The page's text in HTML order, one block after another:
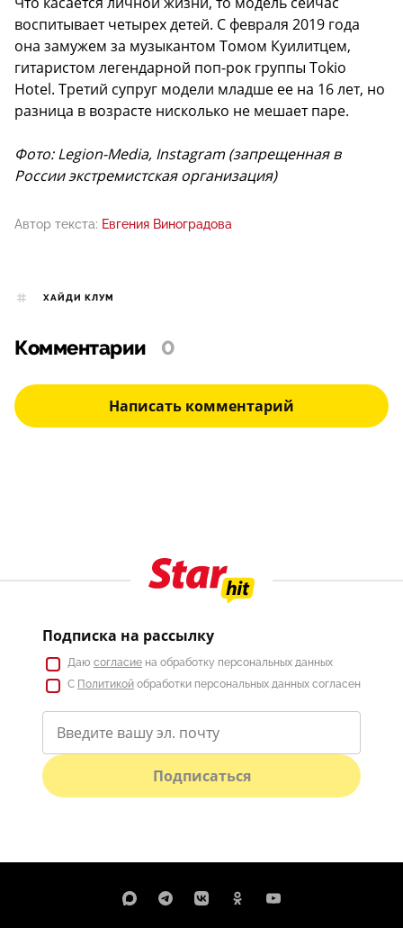
воспитывает четырех детей. С февраля 2019 года
она замужем за музыкантом Томом Куилитцем,
гитаристом легендарной поп-рок группы Tokio
Hotel. Третий супруг модели младше ее на 16 лет, но
разница в возрасте нисколько не мешает паре.
Фото: Legion-Media, Instagram (запрещенная в
России экстремистская организация)
Автор текста: Евгения Виноградова
ХАЙДИ КЛУМ
Комментарии 0
Написать комментарий
Подписка на рассылку
Даю согласие на обработку персональных данных
С Политикой обработки персональных данных согласен
Подписаться